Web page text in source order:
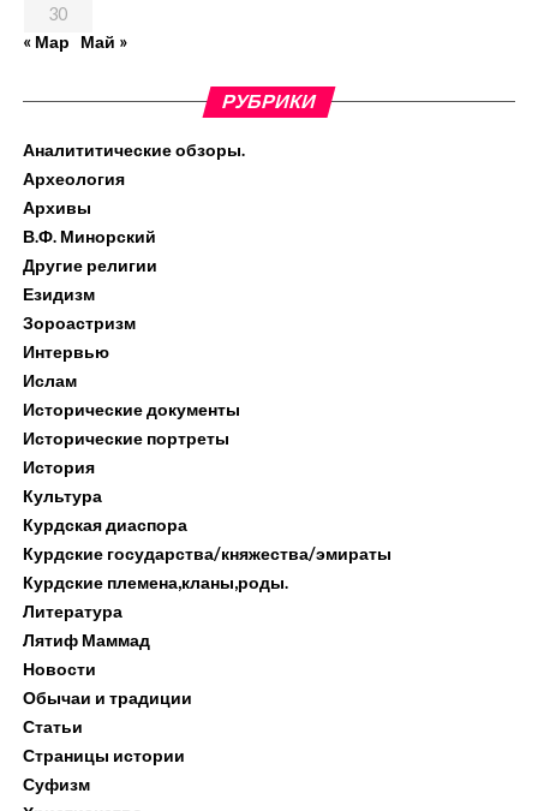
30
« Мар
Май »
РУБРИКИ
Аналититические обзоры.
Археология
Архивы
В.Ф. Минорский
Другие религии
Езидизм
Зороастризм
Интервью
Ислам
Исторические документы
Исторические портреты
История
Культура
Курдская диаспора
Курдские государства/княжества/эмираты
Курдские племена,кланы,роды.
Литература
Лятиф Маммад
Новости
Обычаи и традиции
Статьи
Страницы истории
Суфизм